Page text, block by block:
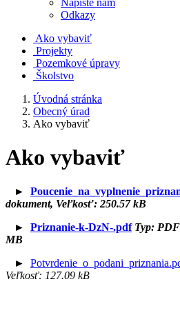
Napíšte nám
Odkazy
Ako vybaviť
Projekty
Pozemkové úpravy
Školstvo
Úvodná stránka
Obecný úrad
Ako vybaviť
Ako vybaviť
►
dokument, Veľkosť: 250.57 kB
► Priznanie-k-DzN-.pdfTyp:
MB
►
Veľkosť: 127.09 kB